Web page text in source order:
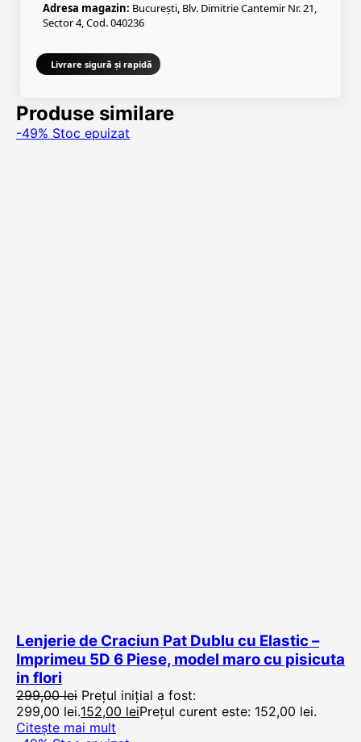
Adresa magazin: București, Blv. Dimitrie Cantemir Nr. 21,
Sector 4, Cod. 040236
Livrare sigură și rapidă
Produse similare
-49% Stoc epuizat
Lenjerie de Craciun Pat Dublu cu Elastic –
Imprimeu 5D 6 Piese, model maro cu pisicuta
in flori
299,00lei Prețul inițial a fost:
299,00 lei.152,00 leiPrețul curent este: 152,00 lei.
Citește mai mult